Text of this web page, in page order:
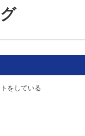
をしている